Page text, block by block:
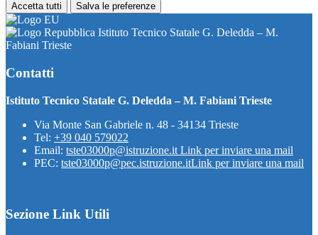
Accetta tutti Salva le preferenze
Istituto Tecnico Statale G. Deledda – M.
Fabiani Trieste
Contatti
Istituto Tecnico Statale G. Deledda – M. Fabiani Trieste
Via Monte San Gabriele n. 48 - 34134 Trieste
Tel: +39 040 579022
Email: tste03000p@istruzione.it Link per inviare una mail
PEC: tste03000p@pec.istruzione.itLink per inviare una mail
Sezione Link Utili